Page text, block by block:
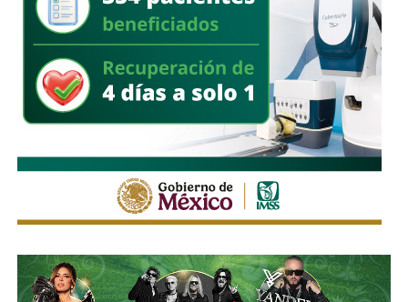
Empezó con 7.8%, lo que lo volvió su tercer mayor
accionista; y hace unas semanas, se acabó se consolidar.
El pasado mes de junio, como parte de un aumento de
capital de alrededor de 7 mil millones de pesos aprobado
por los accionistas de Televisa, la empresa informó que l
participación de Martínez podría llegar a 22.3% una
vez se conviertan las obligaciones que compró, lo
que lo convertiría en el mayor accionista individual de
Esa conversión todavía no ocurre: se proyecta para 2027.
de la compañía, aunque conserva (vía un fideicomiso
familiar y una clase especial de acciones) el control formal
En elámbito estatal, el colectivo logró la incorporación
delartículo 12 Bis a la Constitución local
, que reconoce
el derecho a cuidar y a ser cuidado en condiciones dignas.
Sin embargo, advirtió que la ley que debe crear elSistema
Estatal de Cuidados
aún no ha sido aprobada.